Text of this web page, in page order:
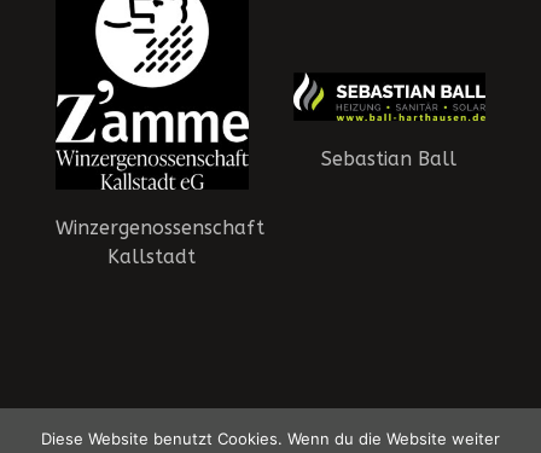
Winzergenossenschaft
Kallstadt
Sebastian Ball
Dudenhofen-Schifferstadt
Datenschutzerklärung
Diese Website benutzt Cookies. Wenn du die Website weiter